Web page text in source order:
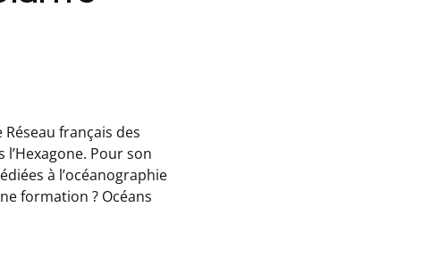
français des
Pour son
à l’océanographie
formation ? Océans